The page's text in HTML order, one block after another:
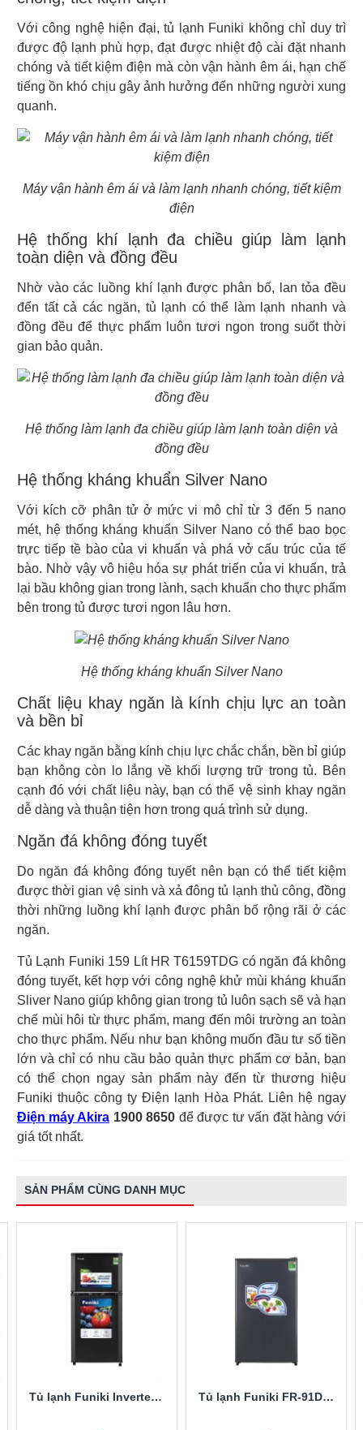
Với công nghệ hiện đại, tủ lạnh Funiki không chỉ duy trì
được độ lạnh phù hợp, đạt được nhiệt độ cài đặt nhanh
chóng và tiết kiệm điện mà còn vận hành êm ái, hạn chế
tiếng ồn khó chịu gây ảnh hưởng đến những người xung
quanh.
Máy vận hành êm ái và làm lạnh nhanh chóng, tiết kiệm
điện
Hệ thống khí lạnh đa chiều giúp làm lạnh
toàn diện và đồng đều
Nhờ vào các luồng khí lạnh được phân bố, lan tỏa đều
đến tất cả các ngăn, tủ lạnh có thể làm lạnh nhanh và
đồng đều để thực phẩm luôn tươi ngon trong suốt thời
gian bảo quản.
Hệ thống làm lạnh đa chiều giúp làm lạnh toàn diện và
đồng đều
Hệ thống kháng khuẩn Silver Nano
Với kích cỡ phân tử ở mức vi mô chỉ từ 3 đến 5 nano
mét, hệ thống kháng khuẩn Silver Nano có thể bao bọc
trực tiếp tề bào của vi khuẩn và phá vở cấu trúc của tế
bào. Nhờ vậy vô hiệu hóa sự phát triển của vi khuẩn, trả
lại bầu không gian trong lành, sạch khuẩn cho thực phẩm
bên trong tủ được tươi ngon lâu hơn.
Hệ thống kháng khuẩn Silver Nano
Chất liệu khay ngăn là kính chịu lực an toàn
và bền bỉ
Các khay ngăn bằng kính chịu lực chắc chắn, bền bỉ giúp
bạn không còn lo lắng về khối lượng trữ trong tủ. Bên
cạnh đó với chất liệu này, bạn có thể vệ sinh khay ngăn
dễ dàng và thuận tiện hơn trong quá trình sử dụng.
Ngăn đá không đóng tuyết
Do ngăn đá không đóng tuyết nên bạn có thể tiết kiệm
được thời gian vệ sinh và xả đông tủ lạnh thủ công, đồng
thời những luồng khí lạnh được phân bố rộng rãi ở các
ngăn.
Tủ Lạnh Funiki 159 Lít HR T6159TDG có ngăn đá không
đóng tuyết, kết hợp với công nghệ khử mùi kháng khuẩn
Sliver Nano giúp không gian trong tủ luôn sạch sẽ và hạn
chế mùi hôi từ thực phẩm, mang đến môi trường an toàn
cho thực phẩm. Nếu như bạn không muốn đầu tư số tiền
lớn và chỉ có nhu cầu bảo quản thực phẩm cơ bản, bạn
có thể chọn ngay sản phẩm này đến từ thương hiệu
Funiki thuộc công ty Điện lạnh Hòa Phát. Liên hệ ngay
Điện máy Akira 1900 8650 để được tư vấn đặt hàng với
giá tốt nhất.
SẢN PHẨM CÙNG DANH MỤC
Tủ lạnh Funiki Inverter HR T8159TDG 159 lít Tủ lạnh Funiki FR-91DSU 90 lít